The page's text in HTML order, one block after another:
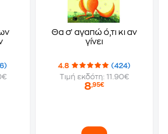
Θα σ' αγαπώ ό,τι κι αν
γίνει
4.8
(424)
Τιμή εκδότη: 11.90€
8,95€